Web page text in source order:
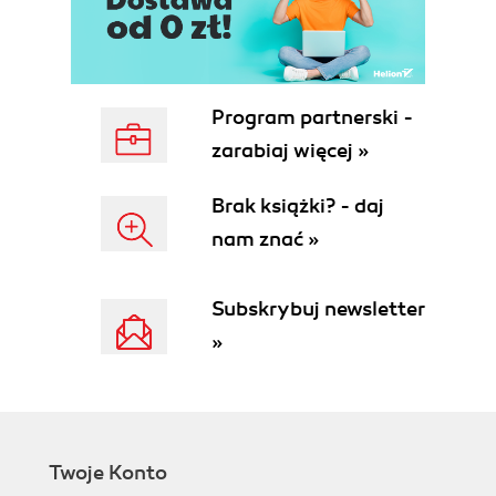
Kropla w kroplę (42)
Ochrona hasłem (43)
Wybór całego kształtu (44)
Zaokrąglanie rogu (44)
Zacznijmy od środka (45)
Zawijać czy wydłużać (46)
Rozprostuj lasso! (46)
Superkształtownik (48)
Blokujemy niesforne gradienty (48)
Własne kontury (51)
Program partnerski -
zarabiaj więcej »
Brak książki? - daj
nam znać »
Subskrybuj newsletter
»
Twoje Konto